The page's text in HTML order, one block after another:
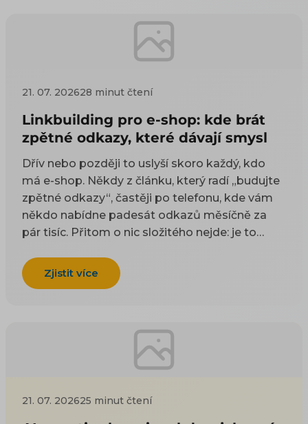
21. 07. 202628 minut čtení
Linkbuilding pro e-shop: kde brát
zpětné odkazy, které dávají smysl
Dřív nebo později to uslyší skoro každý, kdo
má e-shop. Někdy z článku, který radí „budujte
zpětné odkazy“, častěji po telefonu, kde vám
někdo nabídne padesát odkazů měsíčně za
pár tisíc. Přitom o nic složitého nejde: je to
odkazy odjakživa bere jako doporučení — čím
víc důvěryhodných webů na vás ukazuje, tím
si to začnete zjišťovat, najdete dva druhy rad a
ani jeden vám nepomůže. Návody psané pro
blogery poradí, ať napíšete skvělý článek, na
neprodáváte články, ale kotle nebo dětské
Zjistit více
21. 07. 202625 minut čtení